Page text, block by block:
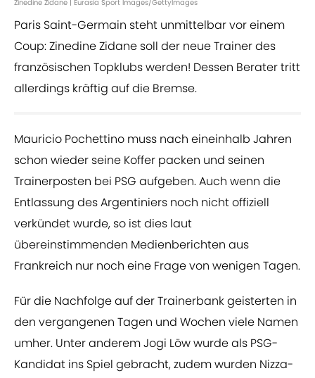
Zinedine Zidane | Eurasia Sport Images/GettyImages
Paris Saint-Germain steht unmittelbar vor einem
Coup: Zinedine Zidane soll der neue Trainer des
französischen Topklubs werden! Dessen Berater tritt
allerdings kräftig auf die Bremse.
Mauricio Pochettino muss nach eineinhalb Jahren
schon wieder seine Koffer packen und seinen
Trainerposten bei PSG aufgeben. Auch wenn die
Entlassung des Argentiniers noch nicht offiziell
verkündet wurde, so ist dies laut
übereinstimmenden Medienberichten aus
Frankreich nur noch eine Frage von wenigen Tagen.
Für die Nachfolge auf der Trainerbank geisterten in
den vergangenen Tagen und Wochen viele Namen
umher. Unter anderem Jogi Löw wurde als PSG-
Kandidat ins Spiel gebracht, zudem wurden Nizza-